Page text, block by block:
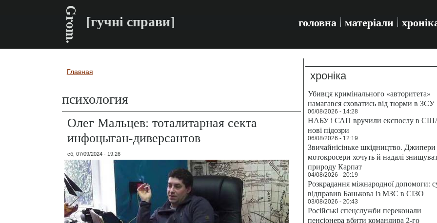
Grom. [гучні справи] головна матеріали
Вы здесь
Главная
психология
Олег Мальцев: тоталитарная секта
инфоцыган-диверсантов
сб, 07/09/2024 - 19:26
хроніка
Убивця кримінального «авторитета»
намагався сховатись від тюрми в ЗСУ
06/08/2026 - 14:28
НАБУ і САП вручили експослу в
нові підозри
06/08/2026 - 12:19
Звичайнісіньке шкідництво. Джипери
мотокросери хочуть й надалі
природу Карпат
04/08/2026 - 20:19
Розкрадання міжнародної допомоги:
відправив Банькова із МЗС в СІЗО
03/08/2026 - 20:43
Російські спецслужби переконали
пенсіонера вбити командира 2-го